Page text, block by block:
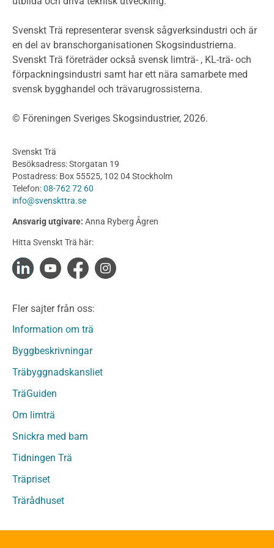
Klimatkalkylator hallar
Projektering av trähus - generellt
Byggsystem
Fasadsystem i skivmaterial
Bullerskärmar och andra utomhuskonstruktioner
Byggnation och utförande
Utförande
Produkter
Konstruktionsvirke
Konstruktionsvirke Behandlat
Konstruktionsvirke Fingerskarvat
Konstruktionsvirke Fingerskarvat Obehandlat
Limträ
Fanerträ
Fanerträ Obehandlat
Träpanel och Utvändig beklädnad Behandlat
Träpanel och utvändig beklädnad Obehandlat
Trägolv
Sågat virke
Sågat virke Behandlat
Övriga träprodukter
Övrigt byggvirke
Underlagsspont
Svenskt Trä representerar svensk sågverksindustri och är
en del av branschorganisationen Skogsindustrierna.
Svenskt Trä företräder också svensk limträ- , KL-trä- och
förpackningsindustri samt har ett nära samarbete med
svensk bygghandel och trävarugrossisterna.
© Föreningen Sveriges Skogsindustrier, 2026.
Svenskt Trä
Besöksadress: Storgatan 19
Postadress: Box 55525, 102 04 Stockholm
Telefon:08-762 72 60
info@svenskttra.se
Ansvarig utgivare: Anna Ryberg Ågren
Hitta Svenskt Trä här:
Fler sajter från oss:
Information om trä
Byggbeskrivningar
Träbyggnadskansliet
TräGuiden
Om limträ
Snickra med barn
Tidningen Trä
Träpriset
Trärådhuset